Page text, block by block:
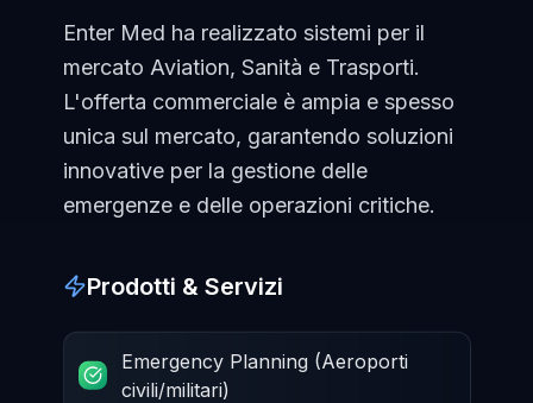
Enter Med ha realizzato sistemi per il
mercato Aviation, Sanità e Trasporti.
L'offerta commerciale è ampia e spesso
unica sul mercato, garantendo soluzioni
innovative per la gestione delle
emergenze e delle operazioni critiche.
Prodotti & Servizi
Emergency Planning (Aeroporti
civili/militari)